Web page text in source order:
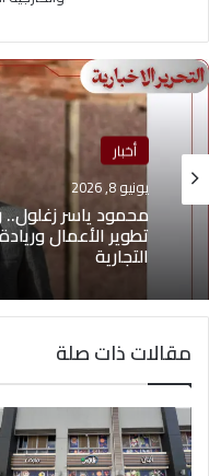
أخبار
يونيو 8, 2026
محمود ياسر
تطوير الأعمال
التجارية
مقالات ذات صلة